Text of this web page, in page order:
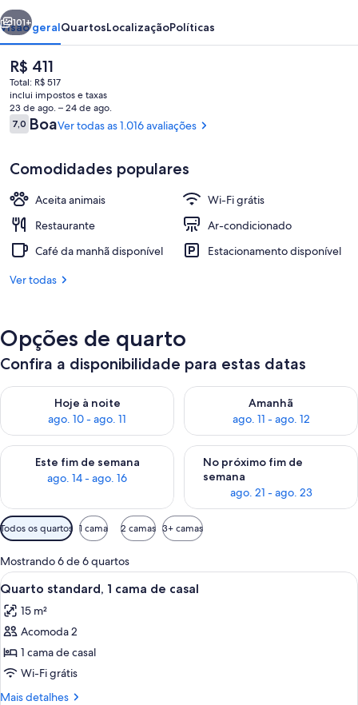
Batignolles
Café da manhã com buffet todos os
Próximo
101+
Visão geralQuartosLocalizaçãoPolíticas
O
preço
atual
é
R$ 411
R$ 411
Total: R$ 517
inclui impostos e taxas
23 de ago. – 24 de ago.
Avaliações
7,07,0 de 10
BoaVer todas as 1.016 avaliações
Comodidades populares
Aceita animais
Wi-Fi grátis
Restaurante
Ar-condicionado
Café da manhã disponível
Estacionamento disponível
Ver todas
Opções de quarto
Confira a disponibilidade para estas datas
Hoje à noite
ago. 10 - ago. 11
Verifica a disponibilidade para esta noite, ago. 10 - ago. 11
Amanhã
ago. 11 - ago. 12
Verifica a disponibilidade para
Este fim de semana
ago. 14 - ago. 16
Verifica a disponibilidade para este fim de semana, ago. 14 -
No próximo fim de
semana
ago. 21 - ago. 23
Verifica a disponibilidade
Filtros
disponíveis
para
os
quartos
Todos os quartos 1 cama 2 camas 3+ camas
Mostrando 6 de 6 quartos
Carrega
todas
as
fotos
de
Quarto
standard,
Quarto de hotel com cama,
10
Quarto standard, 1 cama de casal
15 m²
Acomoda 2
1 cama de casal
Wi-Fi grátis
Mais detalhes
Mais